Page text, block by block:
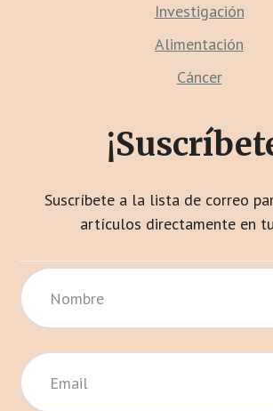
Investigación
Alimentación
Cáncer
Suscríbete a la lista de correo
artículos directamente en